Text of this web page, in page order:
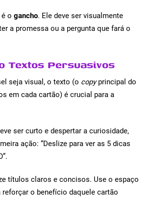
o gancho. Ele deve ser visualmente
a promessa ou a pergunta que fará o
Textos Persuasivos
seja visual, o texto (o copyprincipal do
em cada cartão) é crucial para a
ser curto e despertar a curiosidade,
ação: “Deslize para ver as 5 dicas
títulos claros e concisos. Use o espaço
reforçar o benefício daquele cartão